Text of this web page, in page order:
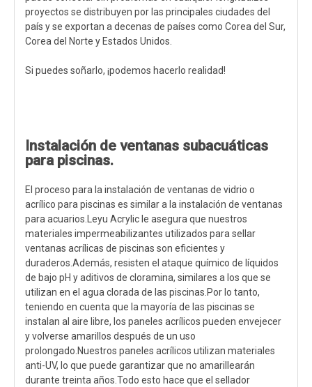
proyectos se distribuyen por las principales ciudades del
país y se exportan a decenas de países como Corea del Sur,
Corea del Norte y Estados Unidos.
Si puedes soñarlo, ¡podemos hacerlo realidad!
Instalación de ventanas subacuáticas
para piscinas.
El proceso para la instalación de ventanas de vidrio o
acrílico para piscinas es similar a la instalación de ventanas
para acuarios.Leyu Acrylic le asegura que nuestros
materiales impermeabilizantes utilizados para sellar
ventanas acrílicas de piscinas son eficientes y
duraderos.Además, resisten el ataque químico de líquidos
de bajo pH y aditivos de cloramina, similares a los que se
utilizan en el agua clorada de las piscinas.Por lo tanto,
teniendo en cuenta que la mayoría de las piscinas se
instalan al aire libre, los paneles acrílicos pueden envejecer
y volverse amarillos después de un uso
prolongado.Nuestros paneles acrílicos utilizan materiales
anti-UV, lo que puede garantizar que no amarillearán
durante treinta años.Todo esto hace que el sellador